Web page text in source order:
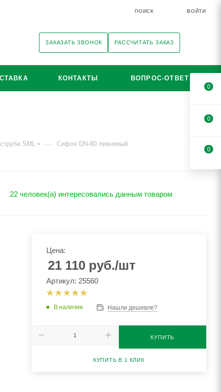
ПОИСК ВОЙТИ
ЗАКАЗАТЬ ЗВОНОК РАССЧИТАТЬ ЗАКАЗ
КОНТАКТЫ ВОПРОС-ОТВЕТ
SML — Сифон DN-80 ливневый
22 человек(а) интересовались данным товаром
Цена:
21 110руб./шт
Артикул: 25560
В наличии Нашли дешевле?
КУПИТЬ
КУПИТЬ В 1 КЛИК
0
0
0